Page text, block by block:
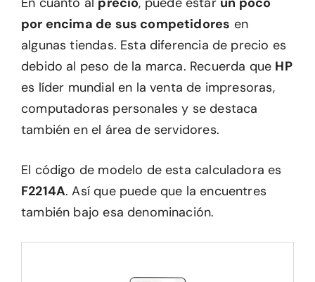
por encima de sus competidores en
algunas tiendas. Esta diferencia de precio es
debido al peso de la marca. Recuerda que HP
es líder mundial en la venta de impresoras,
computadoras personales y se destaca
también en el área de servidores.
El código de modelo de esta calculadora es
F2214A. Así que puede que la encuentres
también bajo esa denominación.